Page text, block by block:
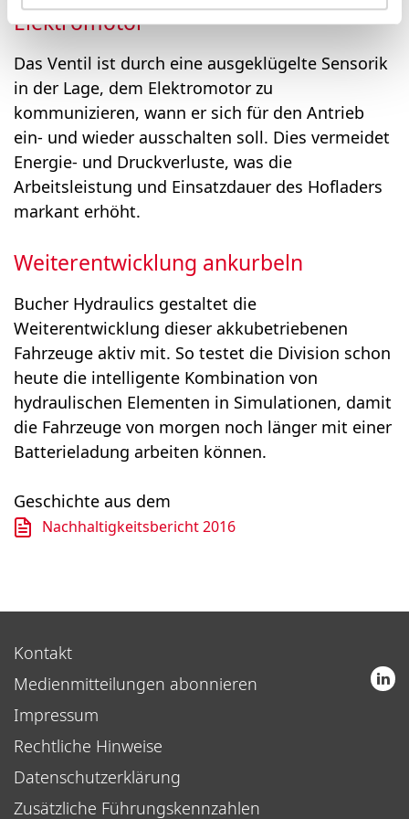
Elektromotor
Das Ventil ist durch eine ausgeklügelte Sensorik
in der Lage, dem Elektromotor zu
kommunizieren, wann er sich für den Antrieb
ein- und wieder ausschalten soll. Dies vermeidet
Energie- und Druckverluste, was die
Arbeitsleistung und Einsatzdauer des Hofladers
markant erhöht.
Weiterentwicklung ankurbeln
Bucher Hydraulics gestaltet die
Weiterentwicklung dieser akkubetriebenen
Fahrzeuge aktiv mit. So testet die Division schon
heute die intelligente Kombination von
hydraulischen Elementen in Simulationen, damit
die Fahrzeuge von morgen noch länger mit einer
Batterieladung arbeiten können.
Geschichte aus dem
Nachhaltigkeitsbericht 2016
Kontakt
Medienmitteilungen abonnieren
Impressum
Rechtliche Hinweise
Datenschutzerklärung
Zusätzliche Führungskennzahlen